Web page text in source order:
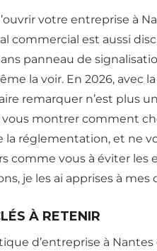
votre entreprise à
commercial est aussi
panneau de
la voir. En 2026, avec
remarquer n’est plus
vous montrer comment
la réglementation, et ne
comme vous à éviter les
je les ai apprises à mes
À RETENIR
d’entreprise à